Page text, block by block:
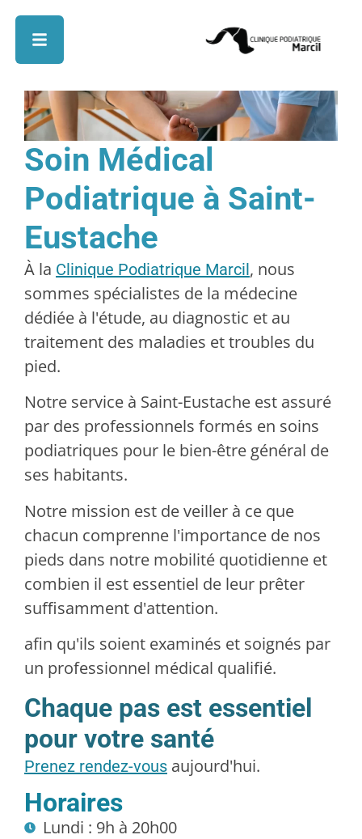
Soin Médical
Podiatrique à Saint-
Eustache
À la Clinique Podiatrique Marcil, nous
sommes spécialistes de la médecine
dédiée à l'étude, au diagnostic et au
traitement des maladies et troubles du
pied.
Notre service à Saint-Eustache est assuré
par des professionnels formés en soins
podiatriques pour le bien-être général de
ses habitants.
Notre mission est de veiller à ce que
chacun comprenne l'importance de nos
pieds dans notre mobilité quotidienne et
combien il est essentiel de leur prêter
suffisamment d'attention.
afin qu'ils soient examinés et soignés par
un professionnel médical qualifié.
Chaque pas est essentiel
pour votre santé
Prenez rendez-vous aujourd'hui.
Horaires
Lundi : 9h à 20h00